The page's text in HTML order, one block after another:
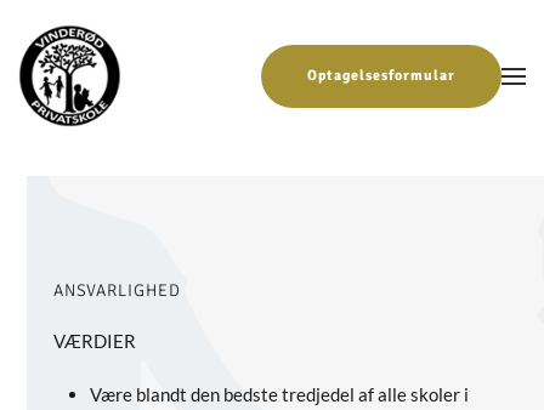
Gå til hovedindhold
Optagelsesformular
ANSVARLIGHED
VÆRDIER
Være blandt den bedste tredjedel af alle skoler i